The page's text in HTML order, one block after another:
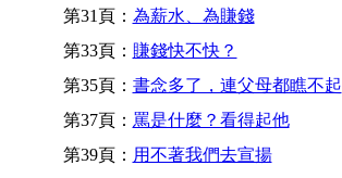
第31頁： 為薪水、為賺錢
第33頁： 賺錢快不快？
第35頁： 書念多了，連父母都瞧不起
第37頁： 罵是什麼？看得起他
第39頁： 用不著我們去宣揚